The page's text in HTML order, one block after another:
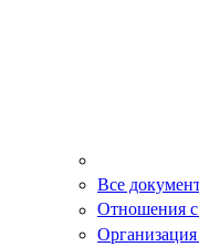
Все
Отношения